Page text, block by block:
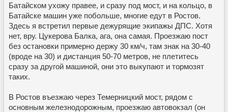
Батайском ухожу правее, и сразу под мост, и на кольцо, в
Батайске машин уже побольше, многие едут в Ростов.
Здесь я встретил первые дежурящие экипажы ДПС. Хотя
нет, вру. Цукерова Балка, ага, она самая. Проезжаю пост
без остановки примерно держу 30 км/ч, там знак на 30-40
(вроде на 30) и дистанция 50-70 метров, не плетитесь
сразу за другой машиной, они это выкупают и тормозят
таких.
В Ростов въезжаю через Темерницкий мост, рядом с
основным железнодорожным, проезжаю автовокзал (он